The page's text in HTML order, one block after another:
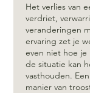
Het verlies van
verdriet,
veranderingen
ervaring zet je
even niet hoe je
de situatie kan
vasthouden.
manier van